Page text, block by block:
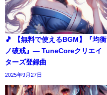
🎵 【無料で使えるBGM】『均衡
ノ破戒』― TuneCoreクリエイ
ターズ登録曲
2025年9月27日